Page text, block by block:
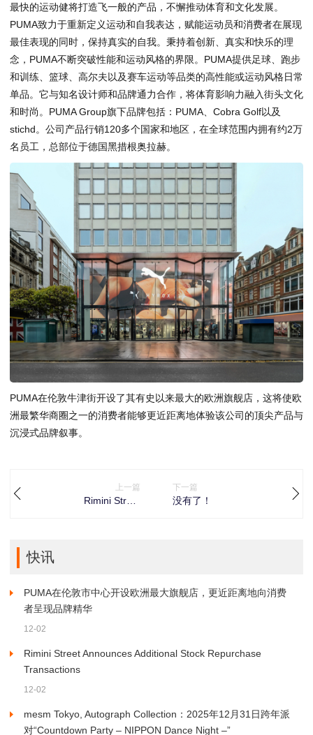
最快的运动健将打造飞一般的产品，不懈推动体育和文化发展。
PUMA致力于重新定义运动和自我表达，赋能运动员和消费者在展现
最佳表现的同时，保持真实的自我。秉持着创新、真实和快乐的理
念，PUMA不断突破性能和运动风格的界限。PUMA提供足球、跑步
和训练、篮球、高尔夫以及赛车运动等品类的高性能或运动风格日常
单品。它与知名设计师和品牌通力合作，将体育影响力融入街头文化
和时尚。PUMA Group旗下品牌包括：PUMA、Cobra Golf以及
stichd。公司产品行销120多个国家和地区，在全球范围内拥有约2万
名员工，总部位于德国黑措根奥拉赫。
PUMA在伦敦牛津街开设了其有史以来最大的欧洲旗舰店，这将使欧
洲最繁华商圈之一的消费者能够更近距离地体验该公司的顶尖产品与
沉浸式品牌叙事。
上一篇
Rimini Street
下一篇
没有了！
快讯
PUMA在伦敦市中心开设欧洲最大旗舰店，更近距离地向消费
者呈现品牌精华
12-02
Rimini Street Announces Additional Stock Repurchase
Transactions
12-02
mesm Tokyo, Autograph Collection：2025年12月31日跨年派
对“Countdown Party – NIPPON Dance Night –”